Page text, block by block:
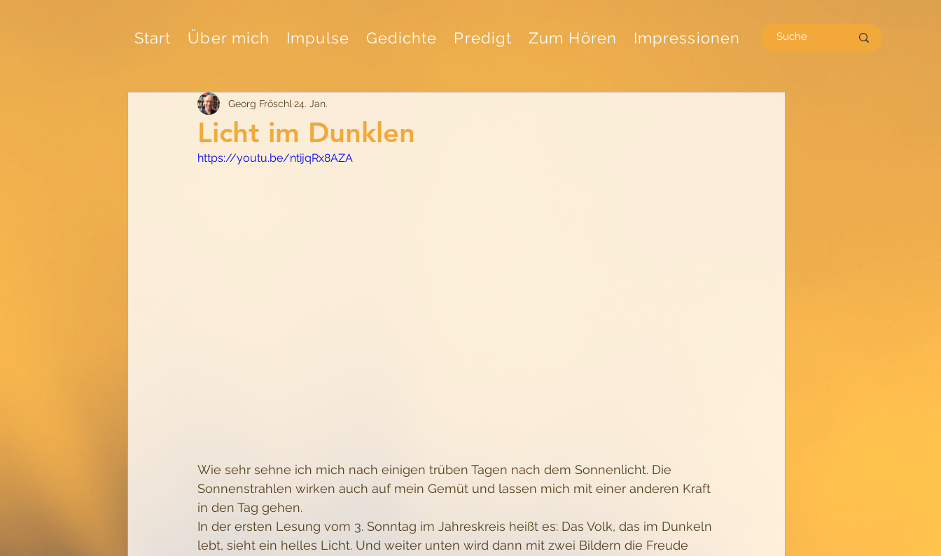
Start Über mich Impulse Gedichte Predigt Zum Hören Impressionen
Licht im Dunklen
Georg Fröschl 24. Jan.
https://youtu.be/ntijqRx8AZA
Wie sehr sehne ich mich nach einigen trüben Tagen nach dem Sonnenlicht. Die
Sonnenstrahlen wirken auch auf mein Gemüt und lassen mich mit einer anderen Kraft
in den Tag gehen.
In der ersten Lesung vom 3. Sonntag im Jahreskreis heißt es: Das Volk, das im Dunkeln
lebt, sieht ein helles Licht. Und weiter unten wird dann mit zwei Bildern die Freude